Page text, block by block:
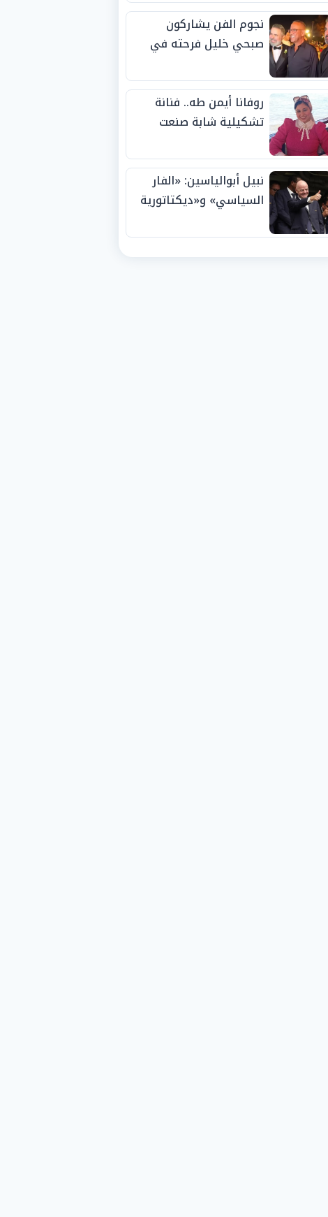
نجوم الفن يشاركون
صبحي خليل فرحته في
روفانا أيمن طه.. فنانة
تشكيلية شابة صنعت
الجوائز منذ الصغر
نبيل أبوالياسين: «الفار
السياسي» و«ديكتاتورية
الفيفا».. وإقالة